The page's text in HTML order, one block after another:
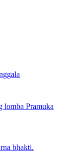
lomba Pramuka
bhakti.